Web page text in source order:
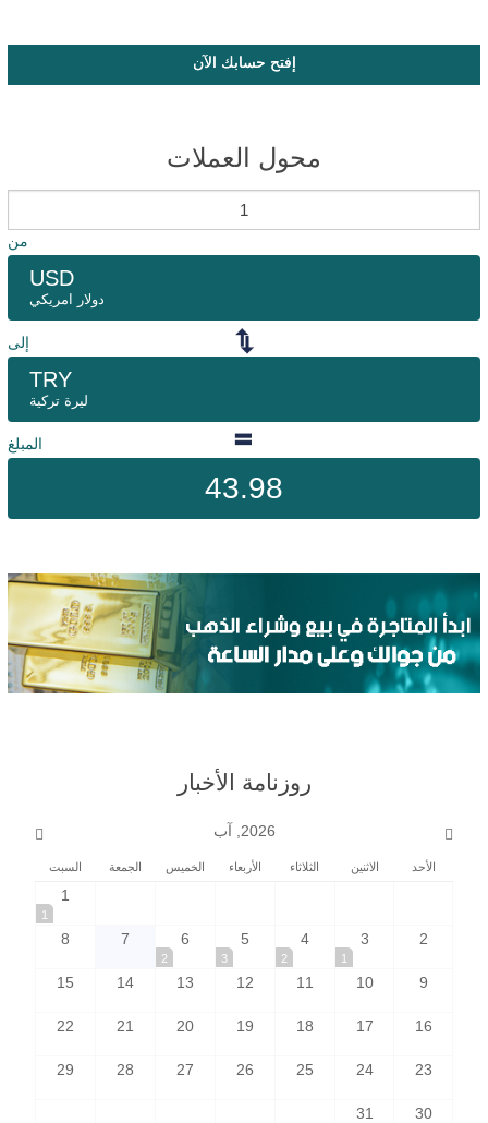
إفتح حسابك الآن
محول العملات
من
USD
دولار امريكي
إلى
TRY
ليرة تركية
المبلغ
43.98
روزنامة الأخبار
2026, آب
الأحد الاثنين الثلاثاء الأربعاء الخميس الجمعة السبت
1
1
2
3
1
4
2
5
3
6
2
7
8
9
10
11
12
13
14
15
16
17
18
19
20
21
22
23
24
25
26
27
28
29
30
31